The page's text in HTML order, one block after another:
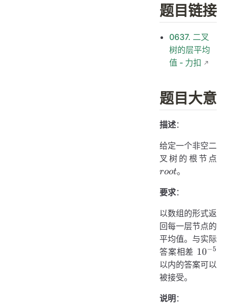
题目链接
0637. 二叉
树的层平均
值 - 力扣
题目大意
描述：
给定一个非空二
叉树的根节点
root。
要求：
以数组的形式返
回每一层节点的
平均值。与实际
答案相差 10^{-
10−5
以内的答案可以
被接受。
说明：